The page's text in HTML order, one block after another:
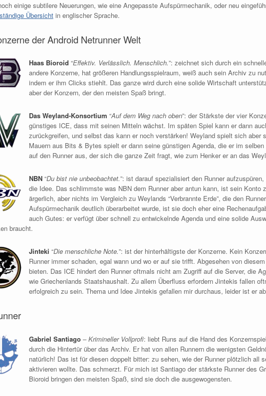
einige subtilere Neuerungen, wie eine Angepasste Aufspürmechanik, oder neu
Übersichtin englischer Sprache.
der Android Netrunner Welt
Haas Bioroid “Effektiv. Verlässlich. Menschlich.”: zeichnet sich durch ein
andere Konzerne, hat größeren Handlungsspielraum, weiß auch sein Archiv zu
indem er ihm Clicks stiehlt. Das ganze wird durch eine solide Wirtschaft
aber der Konzern, der den meisten Spaß bringt.
Das Weyland-Konsortium “Auf dem Weg nach oben”: der Stärkste der vier
günstiges ICE, dass mit seinen Mitteln wächst. Im späten Spiel kann er dann
zurückgreifen, und selbst das kann er noch verstärken! Weyland spielt sich aber
Mauern aus Bits & Bytes spielt er dann seine günstigen Agenda, die er im
auf den Runner aus, der sich die ganze Zeit fragt, wie zum Henker er an das
NBN“Du bist nie unbeobachtet.”: ist darauf spezialisiert den Runner
die Idee. Das schlimmste was NBN dem Runner aber antun kann, ist sein
ärgerlich, aber nichts im Vergleich zu Weylands “Verbrannte Erde”, die den
Aufspürmechanik deutlich überarbeitet wurde, ist sie doch eher eine
auch Gutes: er verfügt über schnell zu entwickelnde Agenda und eine solide
braucht.
Jinteki “Die menschliche Note.”: ist der hinterhältigste der Konzerne. Kein
Runner immer schaden, egal wann und wo er auf sie trifft. Abgesehen von
bieten. Das ICE hindert den Runner oftmals nicht am Zugriff auf die Server, die
wie Griechenlands Staatshaushalt. Zu allem Überfluss erfordern Jintekis fallen
erfolgreich zu sein. Thema und Idee Jintekis gefallen mir durchaus, leider ist er
Gabriel Santiago–Krimineller Vollprofi: liebt Runs auf die Hand des
durch die Hintertür über das Archiv. Er hat von allen Runnern die wenigsten
natürlich! Das ist für diesen doppelt bitter: zu sehen, wie der Runner plötzlich all
aktivieren wollte. Das schmerzt. Für mich ist Santiago der stärkste Runner des
Bioroid bringen den meisten Spaß, sind sie doch die ausgewogensten.